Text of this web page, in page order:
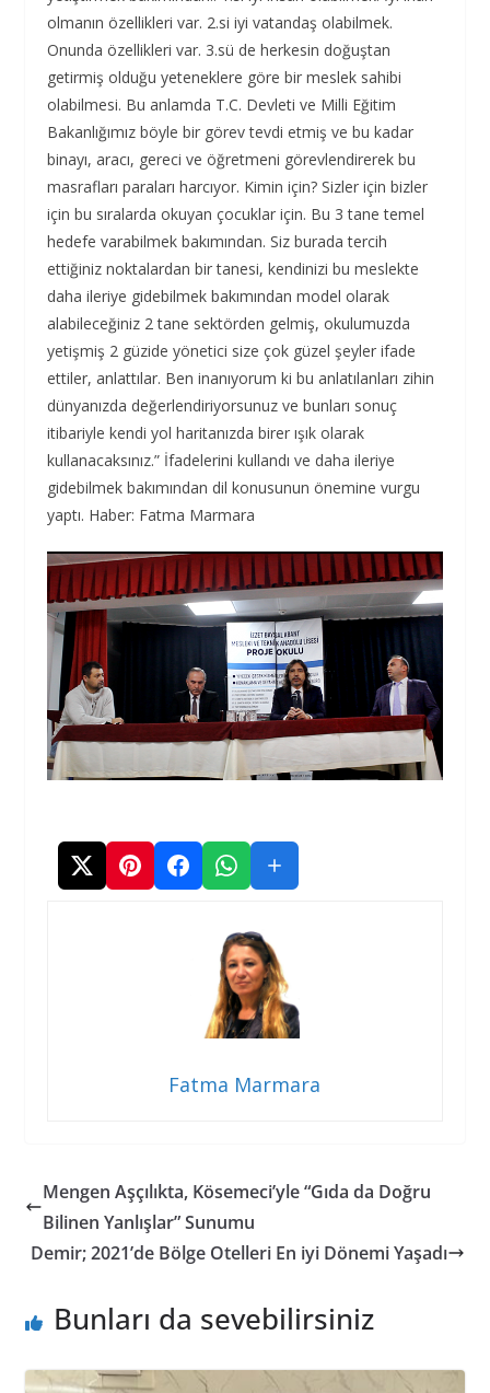
olmanın özellikleri var. 2.si iyi vatandaş olabilmek.
Onunda özellikleri var. 3.sü de herkesin doğuştan
getirmiş olduğu yeteneklere göre bir meslek sahibi
olabilmesi. Bu anlamda T.C. Devleti ve Milli Eğitim
Bakanlığımız böyle bir görev tevdi etmiş ve bu kadar
binayı, aracı, gereci ve öğretmeni görevlendirerek bu
masrafları paraları harcıyor. Kimin için? Sizler için bizler
için bu sıralarda okuyan çocuklar için. Bu 3 tane temel
hedefe varabilmek bakımından. Siz burada tercih
ettiğiniz noktalardan bir tanesi, kendinizi bu meslekte
daha ileriye gidebilmek bakımından model olarak
alabileceğiniz 2 tane sektörden gelmiş, okulumuzda
yetişmiş 2 güzide yönetici size çok güzel şeyler ifade
ettiler, anlattılar. Ben inanıyorum ki bu anlatılanları zihin
dünyanızda değerlendiriyorsunuz ve bunları sonuç
itibariyle kendi yol haritanızda birer ışık olarak
kullanacaksınız.” İfadelerini kullandı ve daha ileriye
gidebilmek bakımından dil konusunun önemine vurgu
yaptı. Haber: Fatma Marmara
Fatma Marmara
Mengen Aşçılıkta, Kösemeci’yle “Gıda da Doğru
Bilinen Yanlışlar” Sunumu
Demir; 2021’de Bölge Otelleri En iyi Dönemi Yaşadı
Bunları da sevebilirsiniz